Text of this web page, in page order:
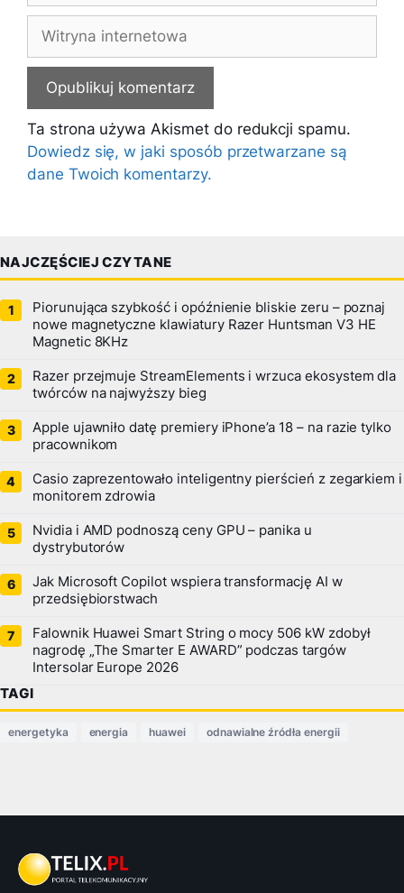
Witryna
internetowa
Ta strona używa Akismet do redukcji spamu.
Dowiedz się, w jaki sposób przetwarzane są
dane Twoich komentarzy.
NAJCZĘŚCIEJ CZYTANE
Piorunująca szybkość i opóźnienie bliskie zeru – poznaj
nowe magnetyczne klawiatury Razer Huntsman V3 HE
Magnetic 8KHz
Razer przejmuje StreamElements i wrzuca ekosystem dla
twórców na najwyższy bieg
Apple ujawniło datę premiery iPhone’a 18 – na razie tylko
pracownikom
Casio zaprezentowało inteligentny pierścień z zegarkiem i
monitorem zdrowia
Nvidia i AMD podnoszą ceny GPU – panika u
dystrybutorów
Jak Microsoft Copilot wspiera transformację AI w
przedsiębiorstwach
Falownik Huawei Smart String o mocy 506 kW zdobył
nagrodę „The Smarter E AWARD” podczas targów
Intersolar Europe 2026
TAGI
energetyka energia huawei odnawialne źródła energii